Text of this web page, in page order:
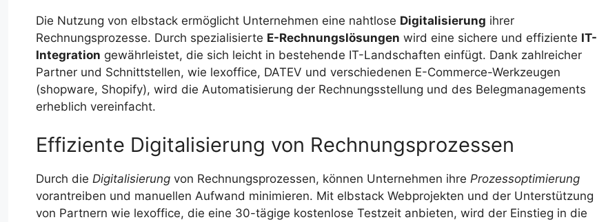
Die Nutzung von elbstack ermöglicht Unternehmen eine nahtlose Digitalisierung ihrer
Rechnungsprozesse. Durch spezialisierte E-Rechnungslösungen wird eine sichere und effiziente IT-
Integration gewährleistet, die sich leicht in bestehende IT-Landschaften einfügt. Dank zahlreicher
Partner und Schnittstellen, wie lexoffice, DATEV und verschiedenen E-Commerce-Werkzeugen
(shopware, Shopify), wird die Automatisierung der Rechnungsstellung und des Belegmanagements
erheblich vereinfacht.
Effiziente Digitalisierung von Rechnungsprozessen
Durch die Digitalisierung von Rechnungsprozessen, können Unternehmen ihre Prozessoptimierung
vorantreiben und manuellen Aufwand minimieren. Mit elbstack Webprojekten und der Unterstützung
von Partnern wie lexoffice, die eine 30-tägige kostenlose Testzeit anbieten, wird der Einstieg in die